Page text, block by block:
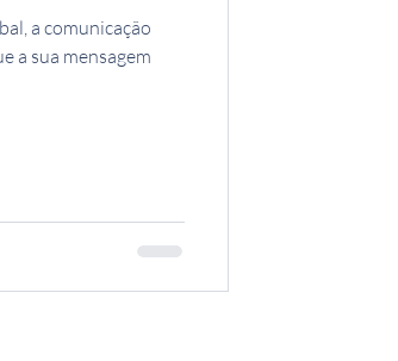
a comunicação
a sua mensagem